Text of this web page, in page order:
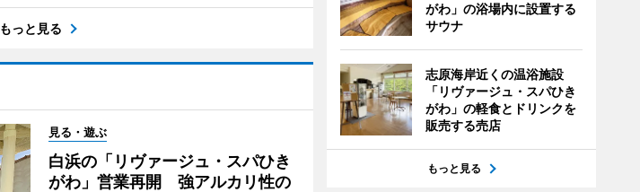
もっと見る
見る・遊ぶ
白浜の「リヴァージュ・スパひき
がわ」営業再開 強アルカリ性の
がわ」の浴場内に設置する
サウナ
志原海岸近くの温浴施設
「リヴァージュ・スパひき
がわ」の軽食とドリンクを
販売する売店
もっと見る